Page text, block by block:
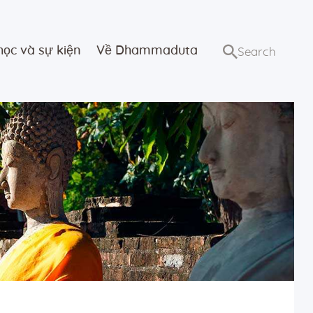
và sự kiện Về Dhammaduta